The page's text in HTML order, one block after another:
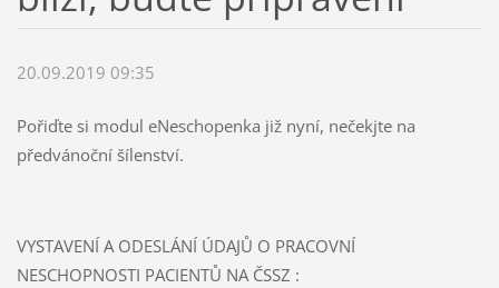
20.09.2019 09:35
Pořiďte si modul eNeschopenka již nyní, nečekjte na
předvánoční šílenství.
VYSTAVENÍ A ODESLÁNÍ ÚDAJŮ O PRACOVNÍ
NESCHOPNOSTI PACIENTŮ NA ČSSZ :